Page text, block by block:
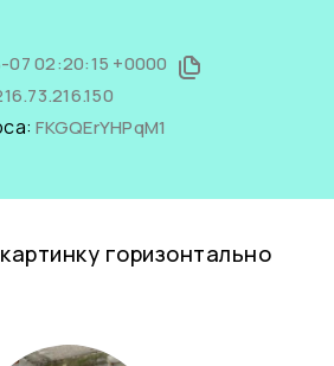
02:20:15 +0000
FKGQErYHPqM1
горизонтально